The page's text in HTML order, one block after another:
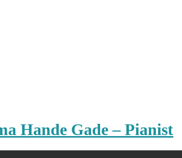
Hande Gade – Pianist